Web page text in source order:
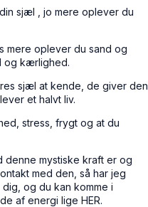
sjæl , jo mere oplever du
mere oplever du sand og
og kærlighed.
sjæl at kende, de giver den
et halvt liv.
stress, frygt og at du
denne mystiske kraft er og
med den, så har jeg
og du kan komme i
af energi lige HER.